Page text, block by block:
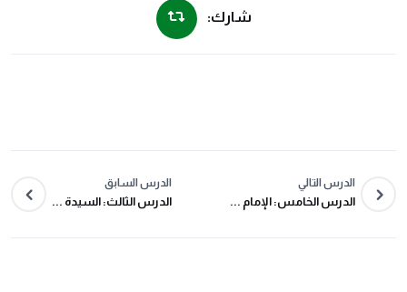
شارك:
الدرس التالي
الدرس الخامس: الإمام ...
الدرس السابق
الدرس الثالث: السيدة ...